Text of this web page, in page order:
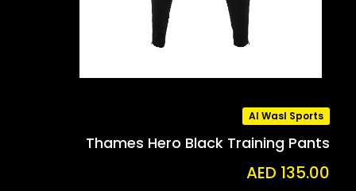
Al Wasl Sports
Thames Hero Black Training Pants
AED 135.00